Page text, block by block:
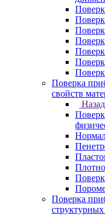
Поверка
свойств
Назад
Поверка